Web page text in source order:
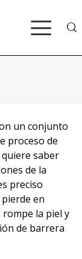
un conjunto
proceso de
quiere saber
de la
preciso
en
la piel y
de barrera